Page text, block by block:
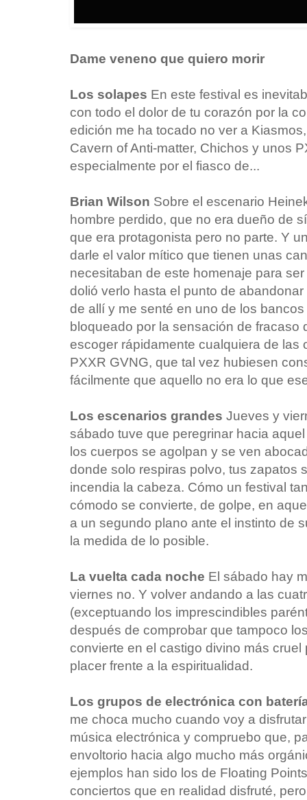
Dame veneno que quiero morir
Los solapes En este festival es
con todo el dolor de tu corazón por la
edición me ha tocado no ver a
Cavern of Anti-matter, Chichos y unos
especialmente por el fiasco de...
Brian Wilson Sobre el escenario
hombre perdido, que no era dueño de
que era protagonista pero no parte. Y
darle el valor mítico que tienen unas
necesitaban de este homenaje para
dolió verlo hasta el punto de
de allí y me senté en uno de los
bloqueado por la sensación de fracaso
escoger rápidamente cualquiera de las
PXXR GVNG, que tal vez hubiesen
fácilmente que aquello no era lo que
Los escenarios grandes Jueves y
sábado tuve que peregrinar hacia
los cuerpos se agolpan y se ven
donde solo respiras polvo, tus zapatos
incendia la cabeza. Cómo un festival
cómodo se convierte, de golpe, en
a un segundo plano ante el instinto de
la medida de lo posible.
La vuelta cada noche El sábado hay
viernes no. Y volver andando a las
(exceptuando los imprescindibles
después de comprobar que tampoco
convierte en el castigo divino más
placer frente a la espiritualidad.
Los grupos de electrónica con
me choca mucho cuando voy a
música electrónica y compruebo que,
envoltorio hacia algo mucho más
ejemplos han sido los de Floating
conciertos que en realidad disfruté,